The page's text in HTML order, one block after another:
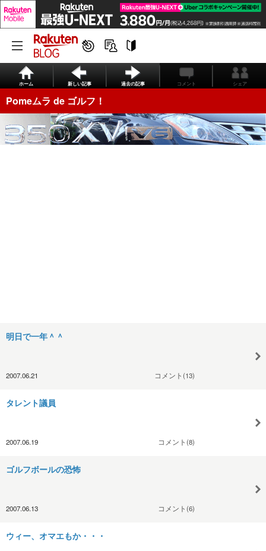
ホーム 新しい記事 過去の記事 コメント シェア
Pomeムラ de ゴルフ！
明日で一年＾＾
2007.06.21 コメント(13)
タレント議員
2007.06.19 コメント(8)
ゴルフボールの恐怖
2007.06.13 コメント(6)
ウィー、オマエもか・・・